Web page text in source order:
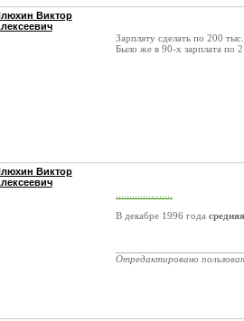
Виктор
Зарплату сделать по 200
Было же в 90-х зарплата по
Виктор
В декабре 1996 года средняя
Отредактировано